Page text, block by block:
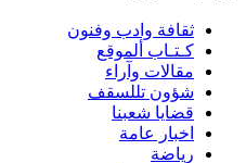
ثقافة وادب وفنون
كـتـاب ألموقع
مقالات وآراء
شؤون تللسقف
قضايا شعبنا
اخبار عامة
رياضة